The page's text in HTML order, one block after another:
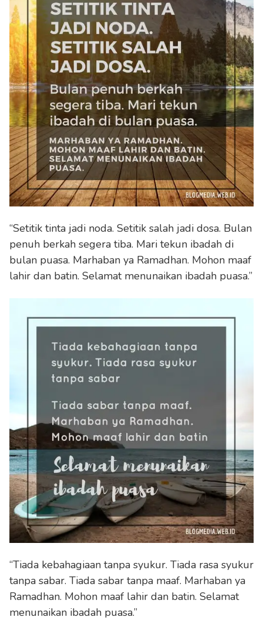
“Setitik tinta jadi noda. Setitik salah jadi dosa. Bulan
penuh berkah segera tiba. Mari tekun ibadah di
bulan puasa. Marhaban ya Ramadhan. Mohon maaf
lahir dan batin. Selamat menunaikan ibadah puasa.”
“Tiada kebahagiaan tanpa syukur. Tiada rasa syukur
tanpa sabar. Tiada sabar tanpa maaf. Marhaban ya
Ramadhan. Mohon maaf lahir dan batin. Selamat
menunaikan ibadah puasa.”